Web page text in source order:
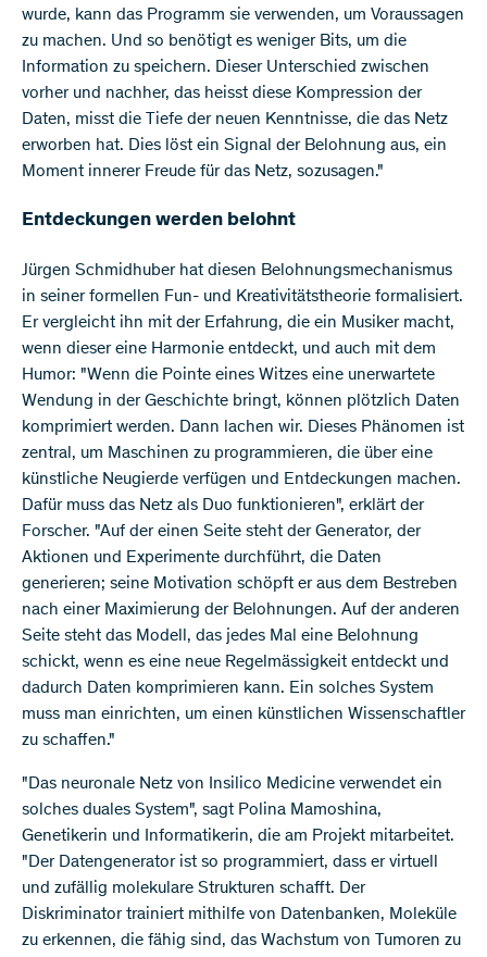
wurde, kann das Programm sie verwenden, um Voraussagen
zu machen. Und so benötigt es weniger Bits, um die
Information zu speichern. Dieser Unterschied zwischen
vorher und nachher, das heisst diese Kompression der
Daten, misst die Tiefe der neuen Kenntnisse, die das Netz
erworben hat. Dies löst ein Signal der Belohnung aus, ein
Moment innerer Freude für das Netz, sozusagen."
Entdeckungen werden belohnt
Jürgen Schmidhuber hat diesen Belohnungsmechanismus
in seiner formellen Fun- und Kreativitätstheorie formalisiert.
Er vergleicht ihn mit der Erfahrung, die ein Musiker macht,
wenn dieser eine Harmonie entdeckt, und auch mit dem
Humor: "Wenn die Pointe eines Witzes eine unerwartete
Wendung in der Geschichte bringt, können plötzlich Daten
komprimiert werden. Dann lachen wir. Dieses Phänomen ist
zentral, um Maschinen zu programmieren, die über eine
künstliche Neugierde verfügen und Entdeckungen machen.
Dafür muss das Netz als Duo funktionieren", erklärt der
Forscher. "Auf der einen Seite steht der Generator, der
Aktionen und Experimente durchführt, die Daten
generieren; seine Motivation schöpft er aus dem Bestreben
nach einer Maximierung der Belohnungen. Auf der anderen
Seite steht das Modell, das jedes Mal eine Belohnung
schickt, wenn es eine neue Regelmässigkeit entdeckt und
dadurch Daten komprimieren kann. Ein solches System
muss man einrichten, um einen künstlichen Wissenschaftler
zu schaffen."
"Das neuronale Netz von Insilico Medicine verwendet ein
solches duales System", sagt Polina Mamoshina,
Genetikerin und Informatikerin, die am Projekt mitarbeitet.
"Der Datengenerator ist so programmiert, dass er virtuell
und zufällig molekulare Strukturen schafft. Der
Diskriminator trainiert mithilfe von Datenbanken, Moleküle
zu erkennen, die fähig sind, das Wachstum von Tumoren zu